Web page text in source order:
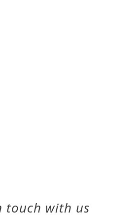
touch with us